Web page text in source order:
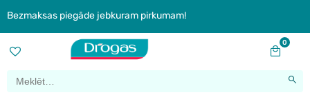
Bezmaksas piegāde jebkuram pirkumam!
0